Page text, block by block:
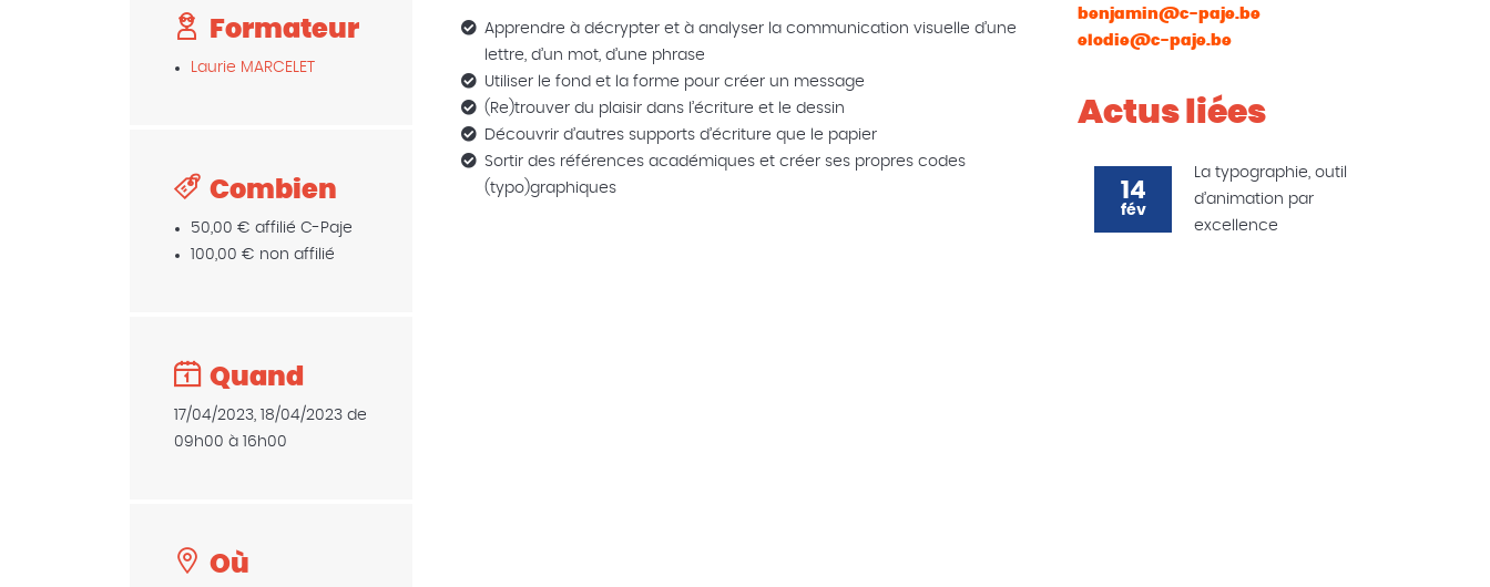
Formateur
Laurie MARCELET
Combien
50,00 € affilié C-Paje
100,00 € non affilié
Quand
17/04/2023, 18/04/2023 de
09h00 à 16h00
Où
Apprendre à décrypter et à analyser la communication visuelle d’une
lettre, d’un mot, d’une phrase
Utiliser le fond et la forme pour créer un message
(Re)trouver du plaisir dans l’écriture et le dessin
Découvrir d’autres supports d’écriture que le papier
Sortir des références académiques et créer ses propres codes
(typo)graphiques
benjamin@c-paje.be
elodie@c-paje.be
Actus liées
14
fév
La typographie, outil
d’animation par
excellence